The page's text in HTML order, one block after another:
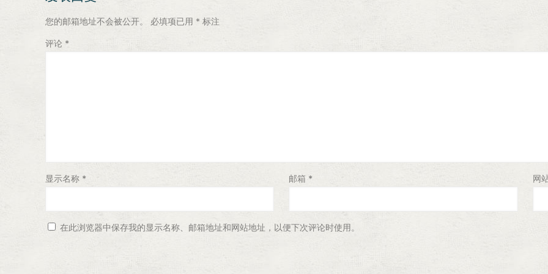
您的邮箱地址不会被公开。 必填项已用 * 标注
评论 *
显示名称 * 邮箱 * 网
在此浏览器中保存我的显示名称、邮箱地址和网站地址，以便下次评论时使用。